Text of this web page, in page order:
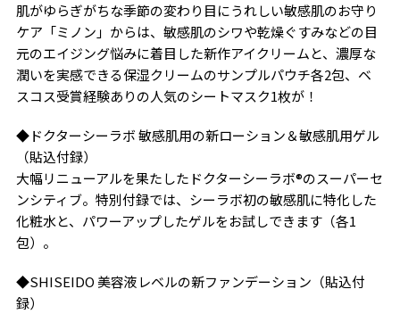
肌がゆらぎがちな季節の変わり目にうれしい敏感肌のお守り
ケア「ミノン」からは、敏感肌のシワや乾燥ぐすみなどの目
元のエイジング悩みに着目した新作アイクリームと、濃厚な
潤いを実感できる保湿クリームのサンプルパウチ各2包、ベ
スコス受賞経験ありの人気のシートマスク1枚が！
◆ドクターシーラボ 敏感肌用の新ローション＆敏感肌用ゲル
（貼込付録）
大幅リニューアルを果たしたドクターシーラボ®のスーパーセ
ンシティブ。特別付録では、シーラボ初の敏感肌に特化した
化粧水と、パワーアップしたゲルをお試しできます（各1
包）。
◆SHISEIDO 美容液レベルの新ファンデーション（貼込付
録）